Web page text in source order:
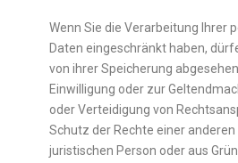
Wenn Sie die Verarbeitung Ihrer
Daten eingeschränkt haben,
von ihrer Speicherung
Einwilligung oder zur
oder Verteidigung von
Schutz der Rechte einer
juristischen Person oder aus